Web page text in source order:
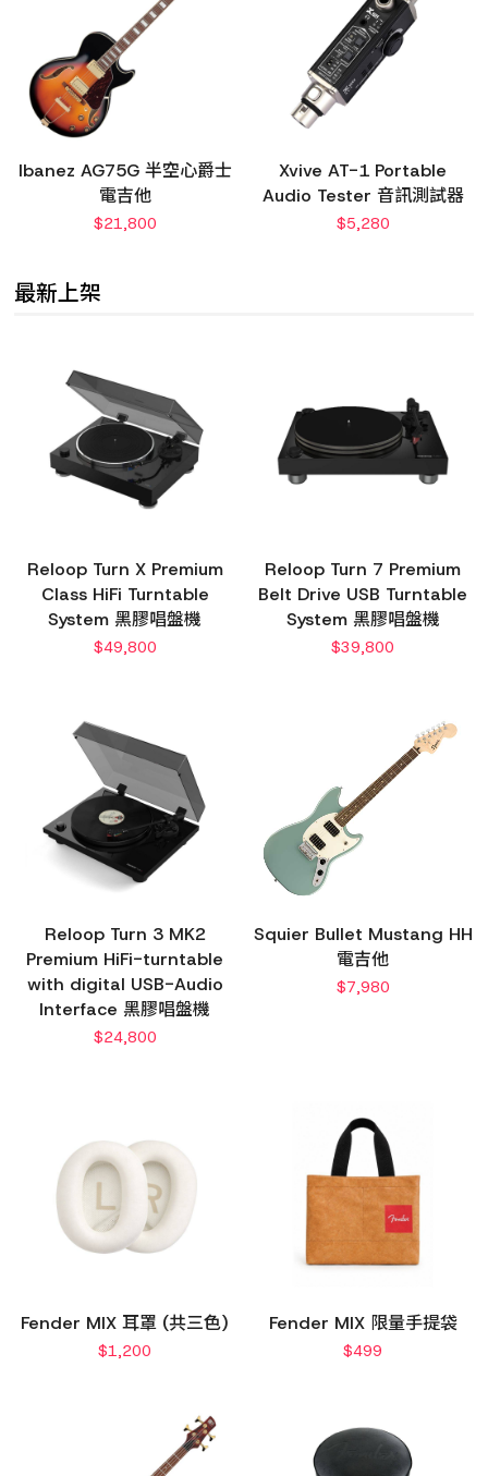
Ibanez AG75G 半空心爵士
電吉他
$21,800
Xvive AT-1 Portable
Audio Tester 音訊測試器
$5,280
最新上架
Reloop Turn X Premium
Class HiFi Turntable
System 黑膠唱盤機
$49,800
Reloop Turn 7 Premium
Belt Drive USB Turntable
System 黑膠唱盤機
$39,800
Reloop Turn 3 MK2
Premium HiFi-turntable
with digital USB-Audio
Interface 黑膠唱盤機
$24,800
Squier Bullet Mustang HH
電吉他
$7,980
Fender MIX 耳罩 (共三色)
$1,200
Fender MIX 限量手提袋
$499